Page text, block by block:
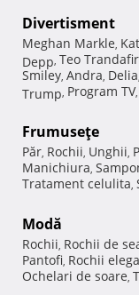
Divertisment
Meghan Markle,
Depp, Teo Trandafir
Smiley, Andra, Delia,
Trump, Program TV,
Frumuseţe
Păr, Rochii, Unghii,
Manichiura,
Tratament celulita,
Modă
Rochii, Rochii de
Pantofi, Rochii
Ochelari de soare,